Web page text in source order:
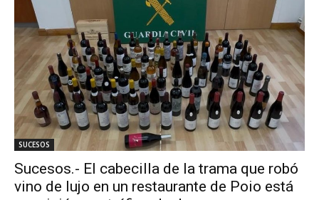
SUCESOS
Sucesos.- El cabecilla de la trama que robó
vino de lujo en un restaurante de Poio está